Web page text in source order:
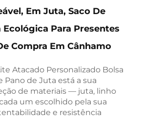
Em Juta, Saco De
Para Presentes
Compra Em Cânhamo
Atacado Personalizado Bolsa
Pano de Juta está a sua
de materiais — juta, linho
um escolhido pela sua
e resistência